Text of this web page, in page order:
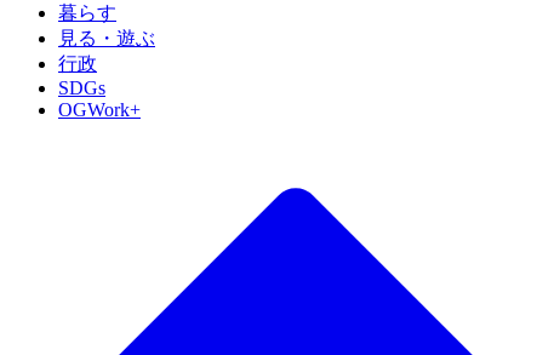
暮らす
見る・遊ぶ
行政
SDGs
OGWork+